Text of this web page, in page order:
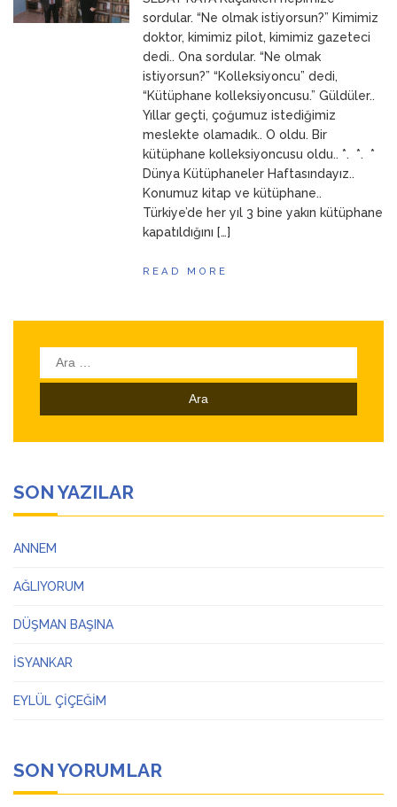
23 Mart 2026 ANNEMsordular. “Ne olmak istiyorsun?” Kimimiz
doktor, kimimiz pilot, kimimiz gazeteci
dedi.. Ona sordular. “Ne olmak
istiyorsun?” “Kolleksiyoncu” dedi,
“Kütüphane kolleksiyoncusu.” Güldüler..
Yıllar geçti, çoğumuz istediğimiz
meslekte olamadık.. O oldu. Bir
kütüphane kolleksiyoncusu oldu.. *. *. *
Dünya Kütüphaneler Haftasındayız..
Konumuz kitap ve kütüphane..
Türkiye’de her yıl 3 bine yakın kütüphane
kapatıldığını […]
READ MORE
Arama:
SON YAZILAR
ANNEM
AĞLIYORUM
DÜŞMAN BAŞINA
İSYANKAR
EYLÜL ÇİÇEĞİM
SON YORUMLAR